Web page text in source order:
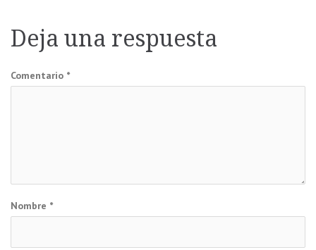
entradas
Deja una respuesta
Comentario *
Nombre *